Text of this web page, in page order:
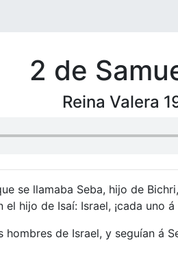
2 de
Reina Valera
se llamaba Seba, hijo de
hijo de Isaí: Israel, ¡cada uno á
de Israel, y seguían á